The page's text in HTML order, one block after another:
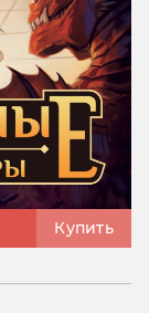
Купить